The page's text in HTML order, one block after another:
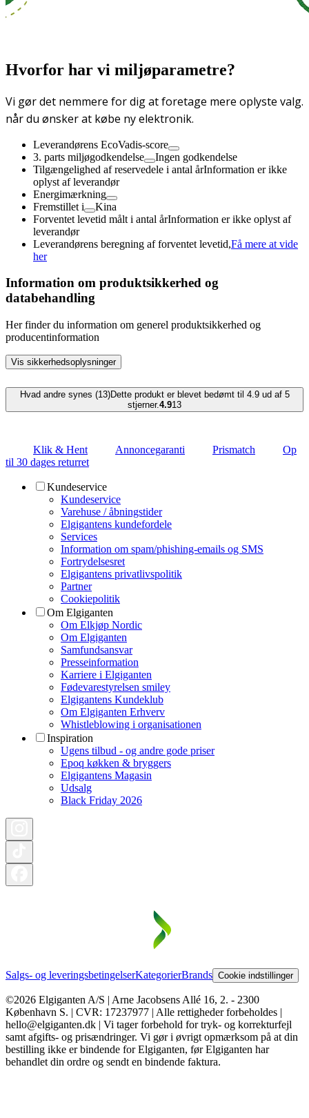
Hvorfor har vi miljøparametre?
Vi gør det nemmere for dig at foretage mere oplyste valg.
når du ønsker at købe ny elektronik.
Leverandørens EcoVadis-score
3. parts miljøgodkendelse
Ingen godkendelse
Tilgængelighed af reservedele i antal årInformation er ikke
oplyst af leverandør
Energimærkning
Fremstillet i
Kina
Forventet levetid målt i antal årInformation er ikke oplyst af
leverandør
Leverandørens beregning af forventet levetid,Få mere at vide
her
Information om produktsikkerhed og
databehandling
Her finder du information om generel produktsikkerhed og
producentinformation
Vis sikkerhedsoplysninger
Hvad andre synes (13)Dette produkt er blevet bedømt til 4.9 ud af 5
stjerner.4.913
Klik & Hent Annoncegaranti Prismatch
Op
til 30 dages returret
Kundeservice
Kundeservice
Varehuse / åbningstider
Elgigantens kundefordele
Services
Information om spam/phishing-emails og SMS
Fortrydelsesret
Elgigantens privatlivspolitik
Partner
Cookiepolitik
Om Elgiganten
Om Elkjøp Nordic
Om Elgiganten
Samfundsansvar
Presseinformation
Karriere i Elgiganten
Fødevarestyrelsen smiley
Elgigantens Kundeklub
Om Elgiganten Erhverv
Whistleblowing i organisationen
Inspiration
Ugens tilbud - og andre gode priser
Epoq køkken & bryggers
Elgigantens Magasin
Udsalg
Black Friday 2026
Salgs- og leveringsbetingelserKategorierBrands Cookie indstillinger
©2026 Elgiganten A/S | Arne Jacobsens Allé 16, 2. - 2300
København S. | CVR: 17237977 | Alle rettigheder forbeholdes |
hello@elgiganten.dk | Vi tager forbehold for tryk- og korrekturfejl
samt afgifts- og prisændringer. Vi gør i øvrigt opmærksom på at din
bestilling ikke er bindende for Elgiganten, før Elgiganten har
behandlet din ordre og sendt en bindende faktura.